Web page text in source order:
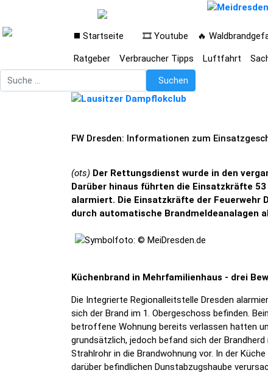
◼️ Startseite 🎞️ Youtube 🔥
Ratgeber Verbraucher Tipps Luftfahrt
Suchen
Suchen
FW Dresden: Informationen zum
(ots) Der Rettungsdienst wurde in den
Darüber hinaus führten die Einsatzkräfte
alarmiert. Die Einsatzkräfte der Feuerwehr
durch automatische Brandmeldeanalagen
Küchenbrand in Mehrfamilienhaus - drei
Die Integrierte Regionalleitstelle Dresden
sich der Brand im 1. Obergeschoss befinden.
betroffene Wohnung bereits verlassen hatten
grundsätzlich, jedoch befand sich der
Strahlrohr in die Brandwohnung vor. In der
darüber befindlichen Dunstabzugshaube